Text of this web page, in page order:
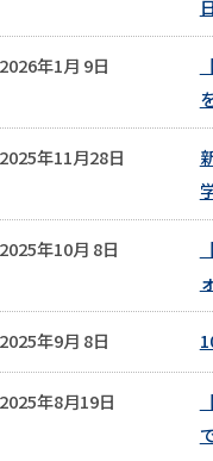
2026年1月 9日
2025年11月28日
2025年10月 8日
2025年9月 8日
2025年8月19日